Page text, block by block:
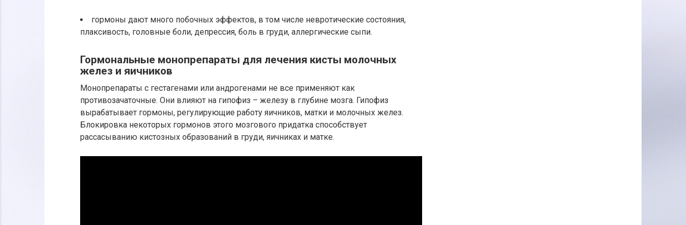
гормоны дают много побочных эффектов, в том числе невротические состояния,
плаксивость, головные боли, депрессия, боль в груди, аллергические сыпи.
Гормональные монопрепараты для лечения кисты молочных
желез и яичников
Монопрепараты с гестагенами или андрогенами не все применяют как
противозачаточные. Они влияют на гипофиз – железу в глубине мозга. Гипофиз
вырабатывает гормоны, регулирующие работу яичников, матки и молочных желез.
Блокировка некоторых гормонов этого мозгового придатка способствует
рассасыванию кистозных образований в груди, яичниках и матке.